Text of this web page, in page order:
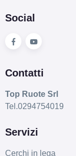
Social
Contatti
Top Ruote Srl
Tel.0294754019
Servizi
Cerchi in lega